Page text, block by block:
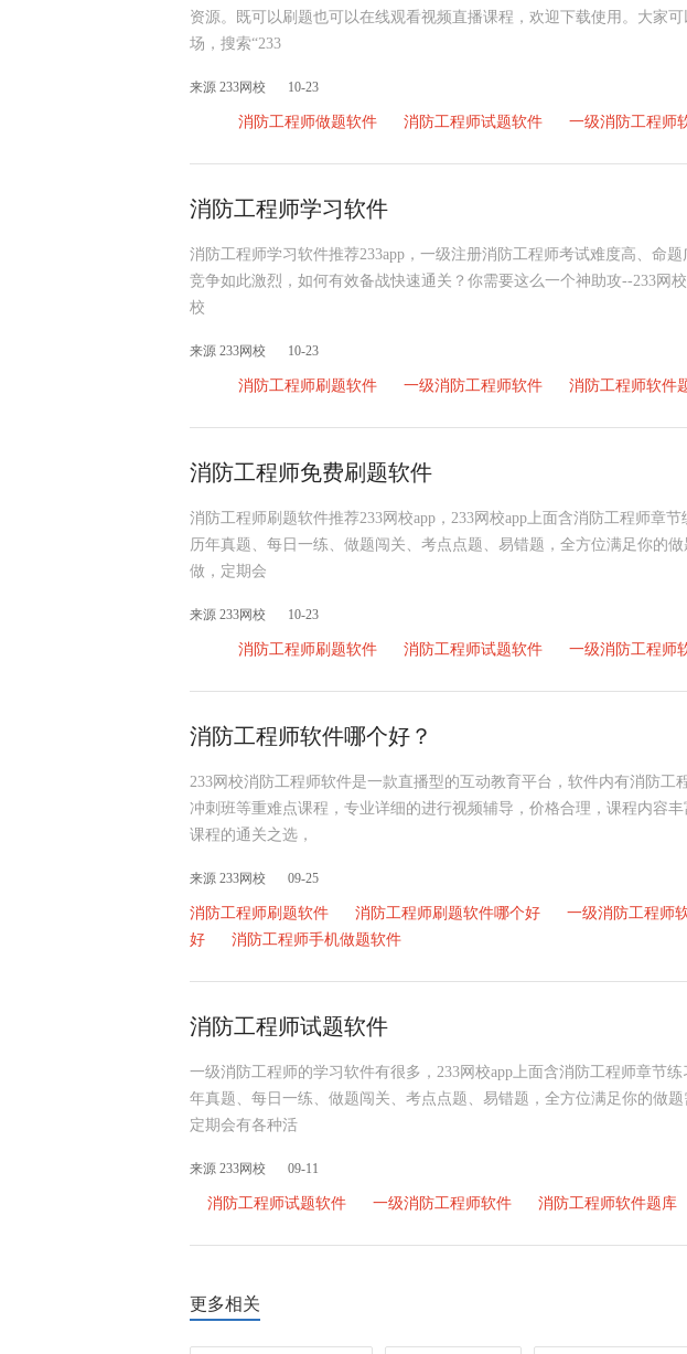
资源。既可以刷题也可以在线观看视频直播课程，欢迎下载使用。大家
场，搜索“233
来源 233网校 10-23
消防工程师做题软件 消防工程师试题软件 一级消防工程师
消防工程师学习软件
消防工程师学习软件推荐233app，一级注册消防工程师考试难度高、命
竞争如此激烈，如何有效备战快速通关？你需要这么一个神助攻--233网
校
来源 233网校 10-23
消防工程师刷题软件 一级消防工程师软件 消防工程师软件
消防工程师免费刷题软件
消防工程师刷题软件推荐233网校app，233网校app上面含消防工程师章节
历年真题、每日一练、做题闯关、考点点题、易错题，全方位满足你的
做，定期会
来源 233网校 10-23
消防工程师刷题软件 消防工程师试题软件 一级消防工程师
消防工程师软件哪个好？
233网校消防工程师软件是一款直播型的互动教育平台，软件内有消防工
冲刺班等重难点课程，专业详细的进行视频辅导，价格合理，课程内容
课程的通关之选，
来源 233网校 09-25
消防工程师刷题软件 消防工程师刷题软件哪个好 一级消防工程师
好
消防工程师手机做题软件
消防工程师试题软件
一级消防工程师的学习软件有很多，233网校app上面含消防工程师章节
年真题、每日一练、做题闯关、考点点题、易错题，全方位满足你的做题
定期会有各种活
来源 233网校 09-11
消防工程师试题软件 一级消防工程师软件 消防工程师软件题库
更多相关